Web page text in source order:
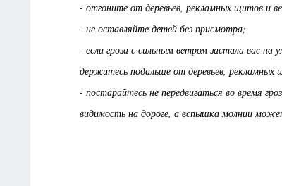
- отгоните от деревьев, рекламных щитов и
- не оставляйте детей без присмотра;
- если гроза с сильным ветром застала вас
держитесь подальше от деревьев,
- постарайтесь не передвигаться во время
видимость на дороге, а вспышка молнии